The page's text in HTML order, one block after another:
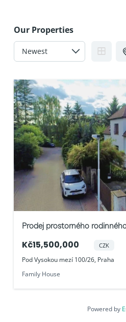
Our Properties
Prodej prostorného
Kč15,500,000 CZK
Pod Vysokou mezí 100/26, Praha
Family House
Powered by